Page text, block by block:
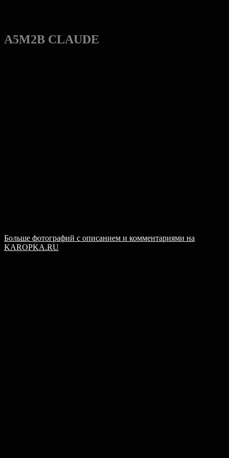
A5M2B CLAUDE
Больше фотографий с описанием и комментариями на
KAROPKA.RU​